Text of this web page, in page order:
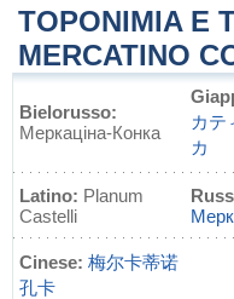
TOPONIMIA E
MERCATINO
Bielorusso:
Меркаціна-Конка
カテ
カ
Latino: Planum
Castelli
Cinese: 梅尔卡蒂诺
孔卡